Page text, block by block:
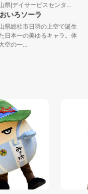
岡山県|デイサービスセンタ...
あおいろソーラ
岡山県総社市日羽の上空で誕生
した日本一の美ゆるキャラ。体
は大空の一...